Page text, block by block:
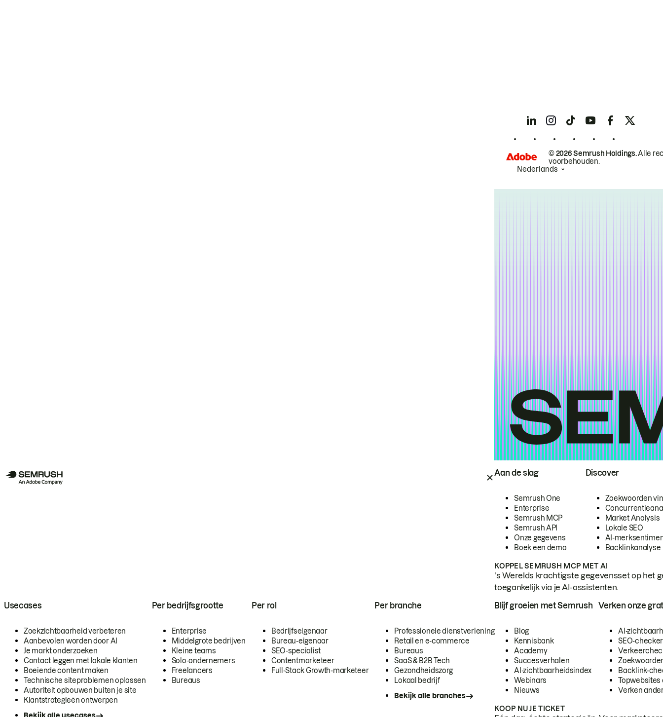
Aan de slag
Semrush One
Enterprise
Semrush MCP
Semrush API
Onze gegevens
Boek een demo
Discover
Zoekwoorden
Market Analysis
Lokale SEO
AI-
Backlinkanalyse
KOPPEL SEMRUSH MCP MET AI
's Werelds krachtigste gegevensset op het
toegankelijk via je AI-assistenten.
Usecases
Zoekzichtbaarheid verbeteren
Aanbevolen worden door AI
Je markt onderzoeken
Contact leggen met lokale klanten
Boeiende content maken
Technische siteproblemen oplossen
Autoriteit opbouwen buiten je site
Klantstrategieën ontwerpen
Per bedrijfsgrootte
Enterprise
Middelgrote bedrijven
Kleine teams
Solo-ondernemers
Freelancers
Bureaus
Per rol
Bedrijfseigenaar
Bureau-eigenaar
SEO-specialist
Contentmarketeer
Full-Stack Growth-marketeer
Per branche
Professionele dienstverlening
Retail en e-commerce
Bureaus
SaaS & B2B Tech
Gezondheidszorg
Lokaal bedrijf
Bekijk alle branches
Blijf groeien met Semrush
Blog
Kennisbank
Academy
Succesverhalen
AI-zichtbaarheidsindex
Webinars
Nieuws
Verken onze
AI-
SEO-checker
Backlink-
Topwebsites
Verken
KOOP NU JE TICKET
© 2026 Semrush Holdings.Alle
voorbehouden.
Nederlands